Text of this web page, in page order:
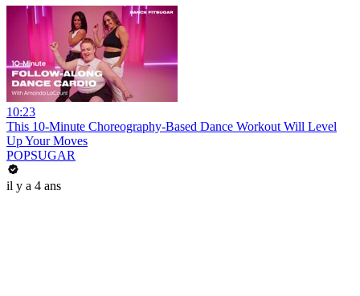
10:23
This 10-Minute Choreography-Based Dance Workout Will Level
Up Your Moves
POPSUGAR
il y a 4 ans